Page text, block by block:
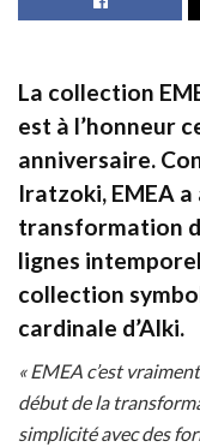
La collection
est à l’honneur
anniversaire.
Iratzoki, EMEA
transformation
lignes
collection
cardinale d’Alki.
« EMEA c’est
début de la
simplicité avec des